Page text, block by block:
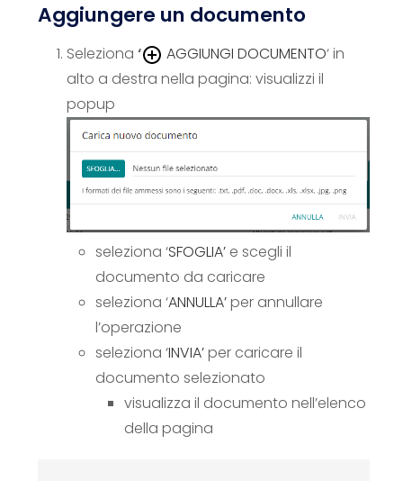
Aggiungere un documento
Seleziona ‘ AGGIUNGI DOCUMENTO‘ in
alto a destra nella pagina: visualizzi il
popup
seleziona ‘SFOGLIA’ e scegli il
documento da caricare
seleziona ‘ANNULLA’per annullare
l’operazione
seleziona ‘INVIA’per caricare il
documento selezionato
visualizza il documento nell’elenco
della pagina